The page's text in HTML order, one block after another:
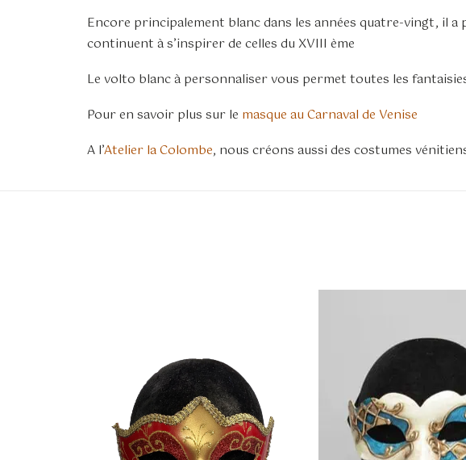
Encore principalement blanc dans les années quatre-vingt, il
continuent à s’inspirer de celles du XVIII ème
Le volto blanc à personnaliser vous permet toutes les
Pour en savoir plus sur le masque au Carnaval de Venise
A l’Atelier la Colombe, nous créons aussi des costumes